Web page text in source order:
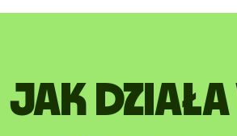
Jak działa